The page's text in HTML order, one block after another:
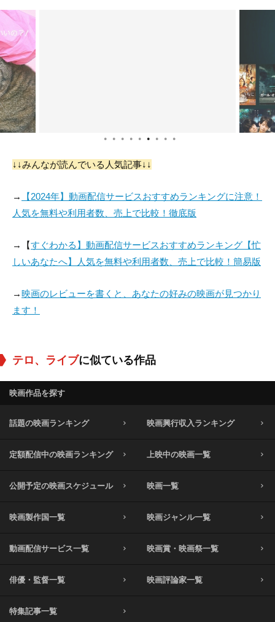
崔德门
役：Secretary Kim S
ang-mo (voice)
役：President (voic
● ● ● ● ● ● ● ● ●
↓↓みんなが読んでいる人気記事↓↓
→
【2024年】動画配信サービスおすすめランキングに注意！
人気を無料や利用者数、売上で比較！徹底版
→【すぐわかる】動画配信サービスおすすめランキング【忙
しいあなたへ】人気を無料や利用者数、売上で比較！簡易版
→映画のレビューを書くと、あなたの好みの映画が見つかり
ます！
テロ、ライブに似ている作品
映画作品を探す
話題の映画ランキング 映画興行収入ランキング
定額配信中の映画ランキング 上映中の映画一覧
公開予定の映画スケジュール 映画一覧
映画製作国一覧 映画ジャンル一覧
動画配信サービス一覧 映画賞・映画祭一覧
俳優・監督一覧 映画評論家一覧
特集記事一覧